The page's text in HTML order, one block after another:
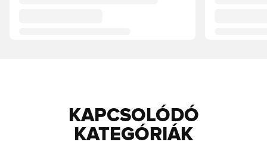
KAPCSOLÓDÓ
KATEGÓRIÁK